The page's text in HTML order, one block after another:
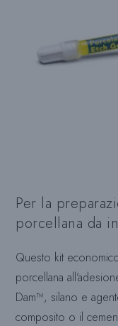
Per la
porcellana da
Questo kit
porcellana
Dam™, silano e
composito o il